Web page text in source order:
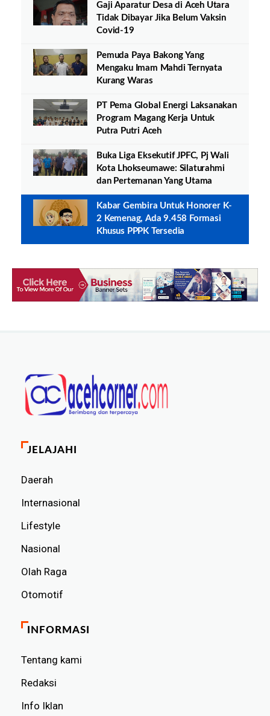
Gaji Aparatur Desa di Aceh Utara
Tidak Dibayar Jika Belum Vaksin
Covid-19
Pemuda Paya Bakong Yang
Mengaku Imam Mahdi Ternyata
Kurang Waras
PT Pema Global Energi Laksanakan
Program Magang Kerja Untuk
Putra Putri Aceh
Buka Liga Eksekutif JPFC, Pj Wali
Kota Lhokseumawe: Silaturahmi
dan Pertemanan Yang Utama
Kabar Gembira Untuk Honorer K-
2 Kemenag, Ada 9.458 Formasi
Khusus PPPK Tersedia
JELAJAHI
Daerah
Internasional
Lifestyle
Nasional
Olah Raga
Otomotif
INFORMASI
Tentang kami
Redaksi
Info Iklan